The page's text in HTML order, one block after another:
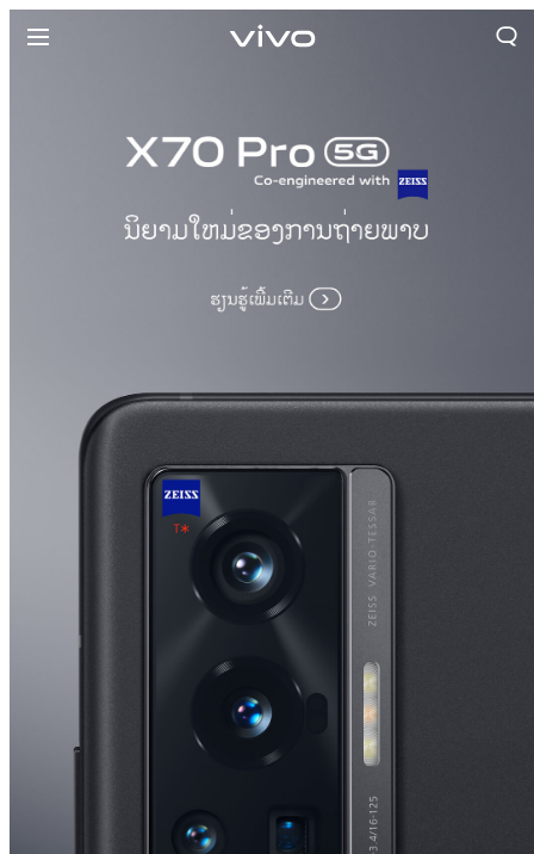
ປະເທດລາວ | ເລືອກປະເທດ/ພາກພື້ນ